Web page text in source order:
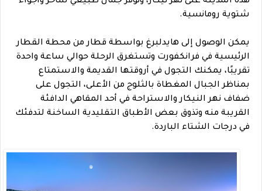
شتوية رومانسية.
يمكن الوصول إلى هايدلبرغ بواسطة قطار من محطة القطار
الرئيسية في فرانكفورت وتستغرق الرحلة حوالي ساعة واحدة
تقريبًا، يمكنك التجول في أروقتها القديمة والاستمتاع
بمناظر الجبال المغطاة بالثلوج من الأعلى، التجول على
ضفاف نهر النيكار والاستراحة في أحد المقاهي الدافئة
القريبة منه وتذوق بعض الأطباق التقليدية الساخنة لتدفئك
في درجات الشتاء الباردة.